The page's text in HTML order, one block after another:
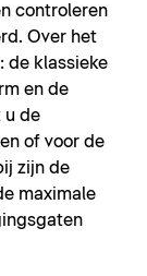
controleren
Over het
de klassieke
en de
u de
of voor de
zijn de
maximale